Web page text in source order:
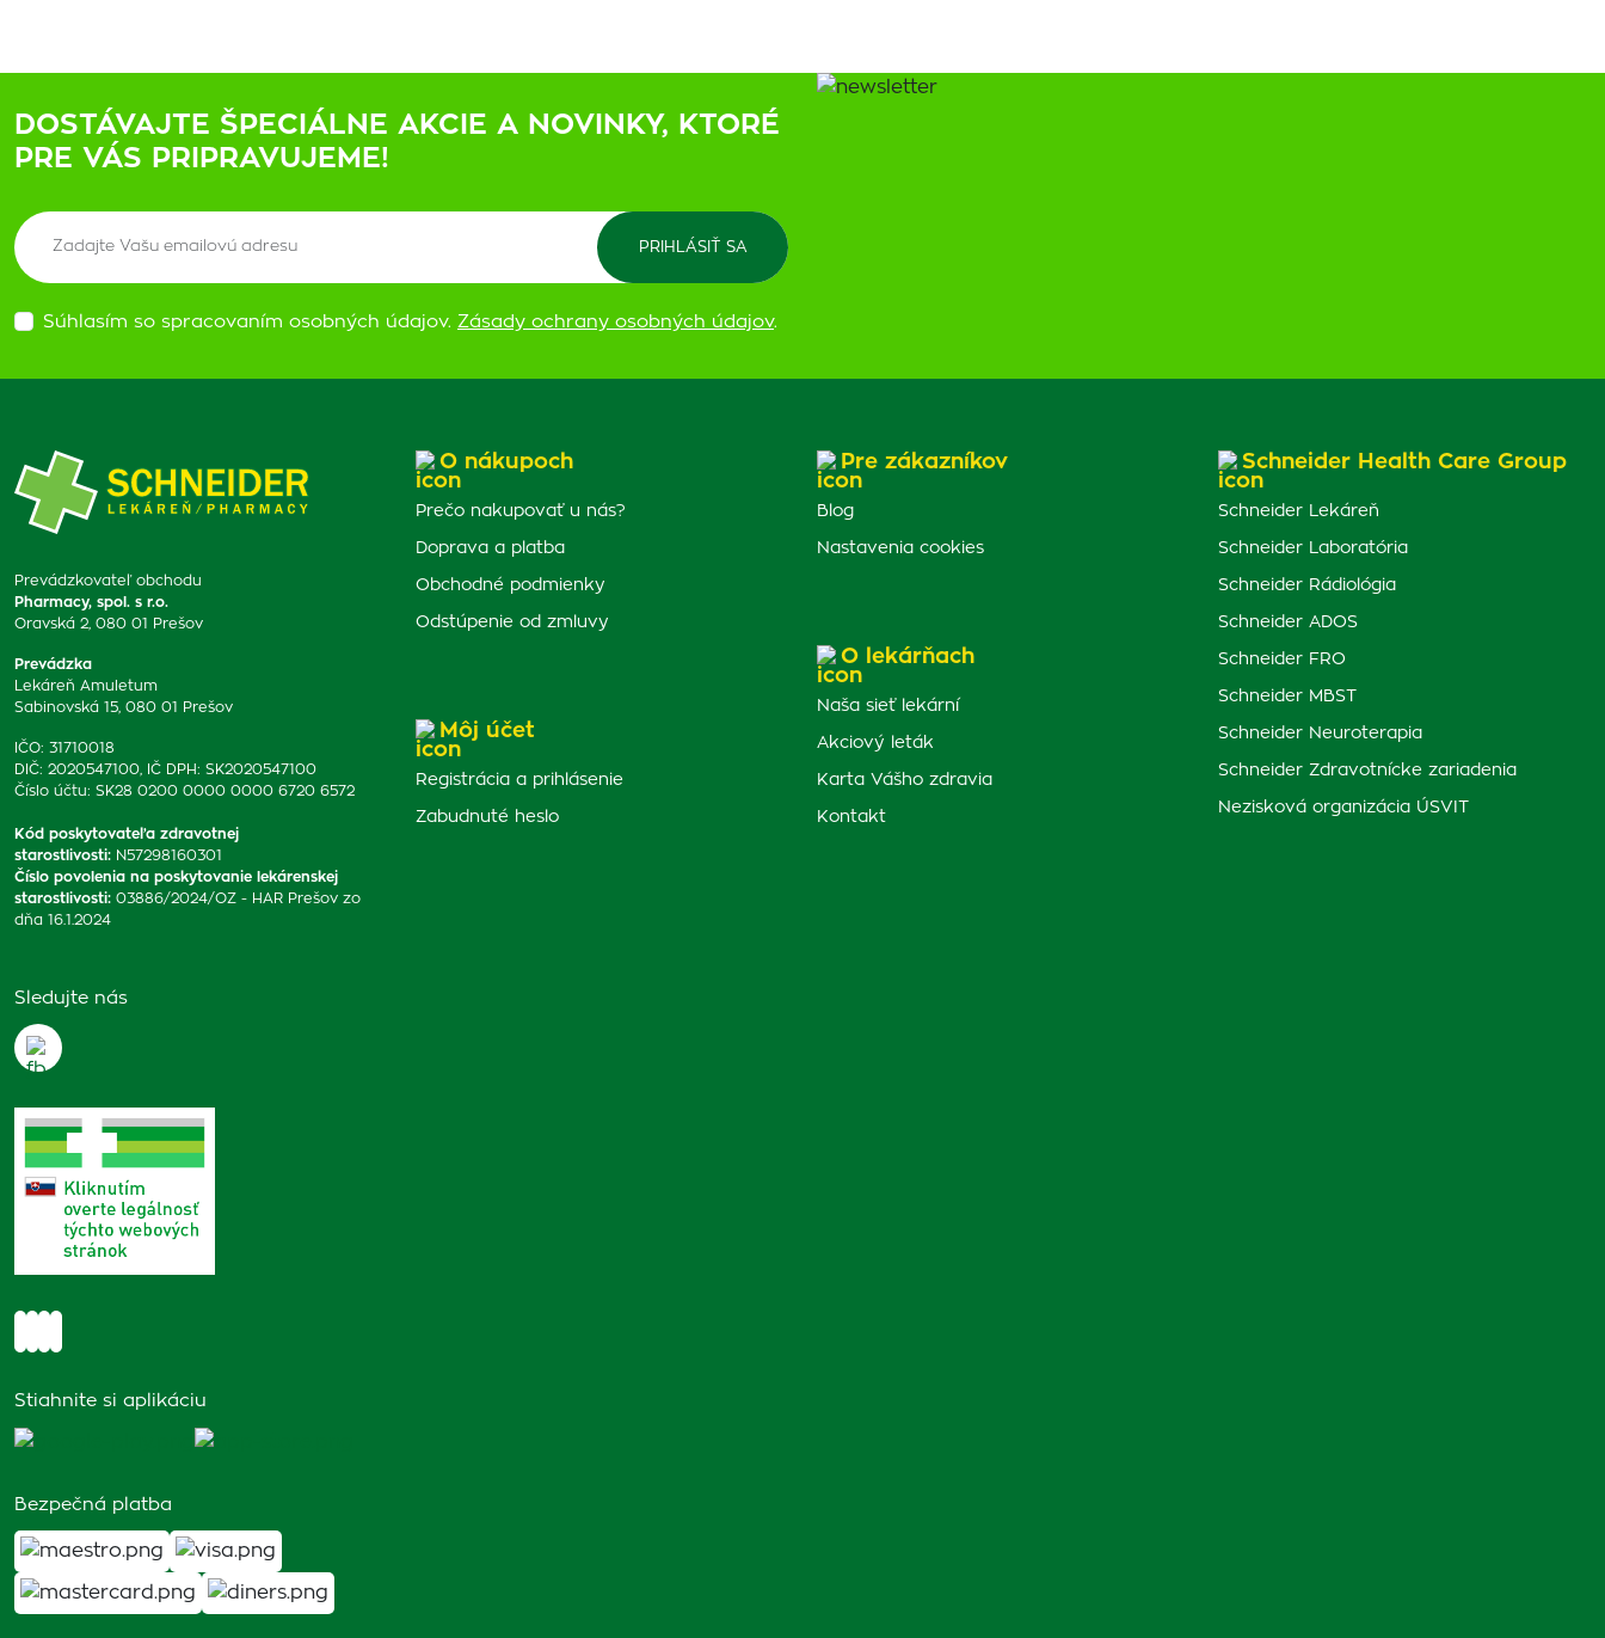
DOSTÁVAJTE ŠPECIÁLNE AKCIE A NOVINKY, KTORÉ
PRE VÁS PRIPRAVUJEME!
Súhlasím so spracovaním osobných údajov. Zásady ochrany osobných údajov.
Prevádzkovateľ obchodu
Pharmacy, spol. s r.o.
Oravská 2, 080 01 Prešov
Prevádzka
Lekáreň Amuletum
Sabinovská 15, 080 01 Prešov
IČO: 31710018
DIČ: 2020547100, IČ DPH: SK2020547100
Číslo účtu: SK28 0200 0000 0000 6720 6572
Kód poskytovateľa zdravotnej
starostlivosti: N57298160301
Číslo povolenia na poskytovanie lekárenskej
starostlivosti: 03886/2024/OZ - HAR Prešov zo
dňa 16.1.2024
Sledujte nás
Stiahnite si aplikáciu
Bezpečná platba
O nákupoch
Prečo nakupovať u nás?
Doprava a platba
Obchodné podmienky
Odstúpenie od zmluvy
Môj účet
Registrácia a prihlásenie
Zabudnuté heslo
Pre zákazníkov
Blog
Nastavenia cookies
O lekárňach
Naša sieť lekární
Akciový leták
Karta Vášho zdravia
Kontakt
Schneider Health Care Group
Schneider Lekáreň
Schneider Laboratória
Schneider Rádiológia
Schneider ADOS
Schneider FRO
Schneider MBST
Schneider Neuroterapia
Schneider Zdravotnícke zariadenia
Nezisková organizácia ÚSVIT